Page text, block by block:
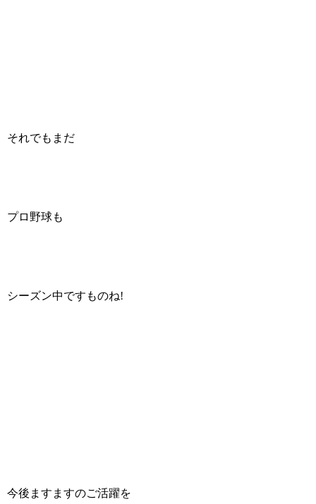
それでもまだ
プロ野球も
シーズン中ですものね!
今後ますますのご活躍を